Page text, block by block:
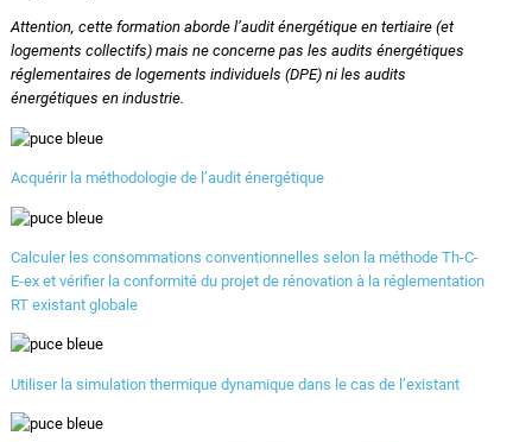
Attention, cette formation aborde l’audit énergétique en tertiaire (et
logements collectifs) mais ne concerne pas les audits énergétiques
réglementaires de logements individuels (DPE) ni les audits
énergétiques en industrie.
Acquérir la méthodologie de l’audit énergétique
Calculer les consommations conventionnelles selon la méthode Th-C-
E-ex et vérifier la conformité du projet de rénovation à la réglementation
RT existant globale
Utiliser la simulation thermique dynamique dans le cas de l’existant